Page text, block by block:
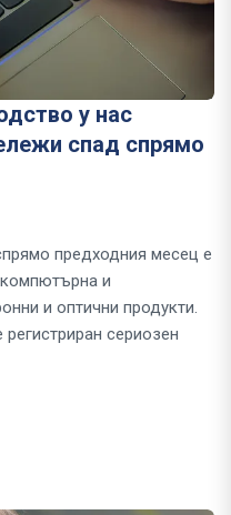
у нас
спад спрямо
предходния месец е
и
и оптични продукти.
сериозен